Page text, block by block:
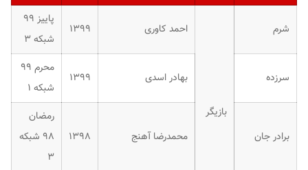
شرم
بازیگر
احمد کاوری ۱۳۹۹
پاییز ۹۹
شبکه ۳
سرزده بهادر اسدی ۱۳۹۹
محرم ۹۹
شبکه ۱
برادر جان محمدرضا آهنج ۱۳۹۸
رمضان
۹۸ شبکه
۳